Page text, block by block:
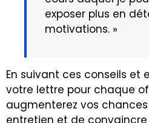
exposer plus en
motivations. »
En suivant ces conseils et
votre lettre pour chaque
augmenterez vos